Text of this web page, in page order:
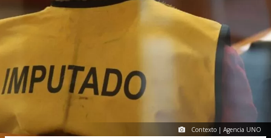
Contexto | Agencia UNO